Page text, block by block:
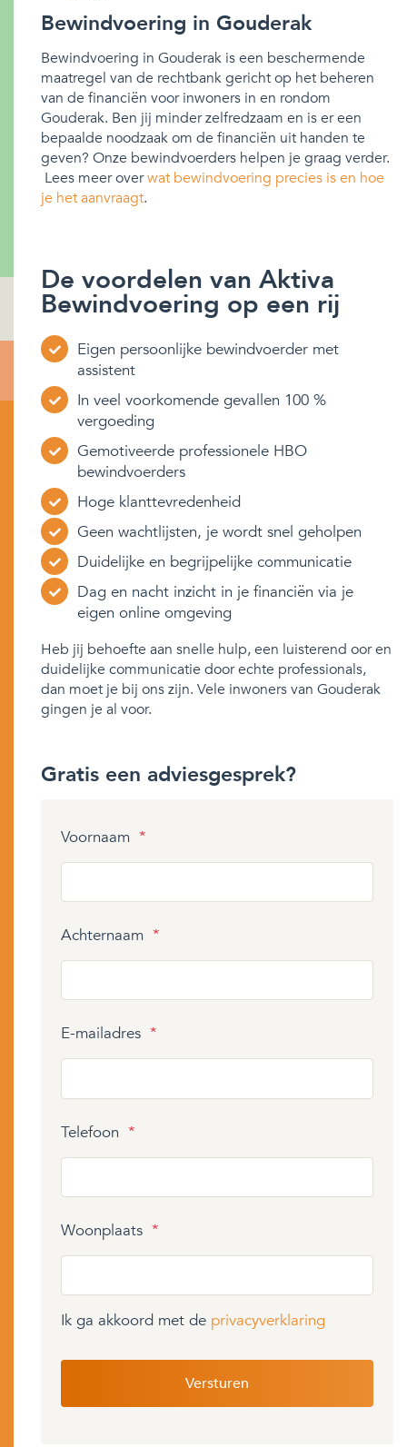
Bewindvoering in Gouderak
Bewindvoering in Gouderak is een beschermende
maatregel van de rechtbank gericht op het beheren
van de financiën voor inwoners in en rondom
Gouderak. Ben jij minder zelfredzaam en is er een
bepaalde noodzaak om de financiën uit handen te
geven? Onze bewindvoerders helpen je graag verder.
Lees meer overwat bewindvoering precies is en hoe
je het aanvraagt.
De voordelen van Aktiva
Bewindvoering op een rij
Eigen persoonlijke bewindvoerder met
assistent
In veel voorkomende gevallen 100 %
vergoeding
Gemotiveerde professionele HBO
bewindvoerders
Hoge klanttevredenheid
Geen wachtlijsten, je wordt snel geholpen
Duidelijke en begrijpelijke communicatie
Dag en nacht inzicht in je financiën via je
eigen online omgeving
Heb jij behoefte aan snelle hulp, een luisterend oor en
duidelijke communicatie door echte professionals,
dan moet je bij ons zijn. Vele inwoners van Gouderak
gingen je al voor.
Gratis een adviesgesprek?
Voornaam *
Achternaam *
E-mailadres *
Telefoon *
Woonplaats *
Ik ga akkoord met de privacyverklaring